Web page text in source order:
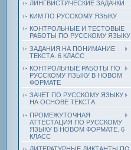
ЛИНГВИСТИЧЕСКИЕ ЗАДАЧКИ
КИМ ПО РУССКОМУ ЯЗЫКУ
КОНТРОЛЬНЫЕ И ТЕСТОВЫЕ
РАБОТЫ ПО РУССКОМУ ЯЗЫКУ
ЗАДАНИЯ НА ПОНИМАНИЕ
ТЕКСТА. 6 КЛАСС
КОНТРОЛЬНЫЕ РАБОТЫ ПО
РУССКОМУ ЯЗЫКУ В НОВОМ
ФОРМАТЕ
ЗАЧЕТ ПО РУССКОМУ ЯЗЫКУ
НА ОСНОВЕ ТЕКСТА
ПРОМЕЖУТОЧНАЯ
АТТЕСТАЦИЯ ПО РУССКОМУ
ЯЗЫКУ В НОВОМ ФОРМАТЕ. 6
КЛАСС